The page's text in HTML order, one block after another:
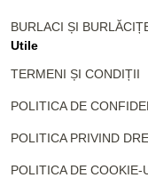
BURLACI ȘI
Utile
TERMENI ȘI CONDIȚII
POLITICA DE
POLITICA PRIVIND
POLITICA DE COOKIE-